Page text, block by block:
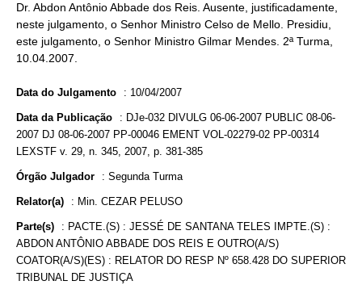
Dr. Abdon Antônio Abbade dos Reis. Ausente, justificadamente,
neste julgamento, o Senhor Ministro Celso de Mello. Presidiu,
este julgamento, o Senhor Ministro Gilmar Mendes. 2ª Turma,
10.04.2007.
Data do Julgamento : 10/04/2007
Data da Publicação : DJe-032 DIVULG 06-06-2007 PUBLIC 08-06-
2007 DJ 08-06-2007 PP-00046 EMENT VOL-02279-02 PP-00314
LEXSTF v. 29, n. 345, 2007, p. 381-385
Órgão Julgador : Segunda Turma
Relator(a) : Min. CEZAR PELUSO
Parte(s) : PACTE.(S) : JESSÉ DE SANTANA TELES IMPTE.(S) :
ABDON ANTÔNIO ABBADE DOS REIS E OUTRO(A/S)
COATOR(A/S)(ES) : RELATOR DO RESP Nº 658.428 DO SUPERIOR
TRIBUNAL DE JUSTIÇA